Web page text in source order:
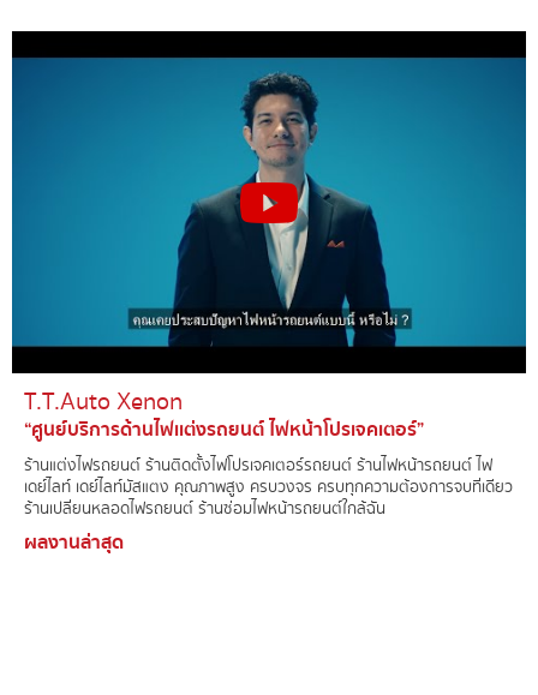
T.T.Auto Xenon​
“ศูนย์บริการด้านไฟเเต่งรถยนต์ ไฟหน้าโปรเจคเตอร์”
ร้านแต่งไฟรถยนต์์ ร้านติดตั้งไฟโปรเจคเตอร์รถยนต์ ร้านไฟหน้ารถยนต์ ไฟ
เดย์ไลท์ เดย์ไลท์มัสแตง คุณภาพสูง ครบวงจร ครบทุกความต้องการจบที่เดียว
ร้านเปลี่ยนหลอดไฟรถยนต์ ร้านซ่อมไฟหน้ารถยนต์ใกล้ฉัน
ผลงานล่าสุด